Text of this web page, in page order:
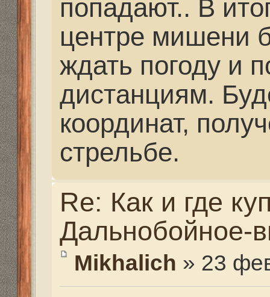
из люминия делали
приклады и цевья на
карабины. Мне они
были... После того,
страничку, они
Попробую их
обещаю... Люди
что они передирают
изделия известных
Если нужно, то я
Да если можно дай